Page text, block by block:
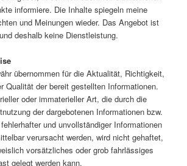
informiere. Die Inhalte spiegeln meine
und Meinungen wieder. Das Angebot ist
deshalb keine Dienstleistung.
übernommen für die Aktualität, Richtigkeit,
Qualität der bereit gestellten Informationen.
oder immaterieller Art, die durch die
der dargebotenen Informationen bzw.
und unvollständiger Informationen
verursacht werden, wird nicht gehaftet,
vorsätzliches oder grob fahrlässiges
gelegt werden kann.